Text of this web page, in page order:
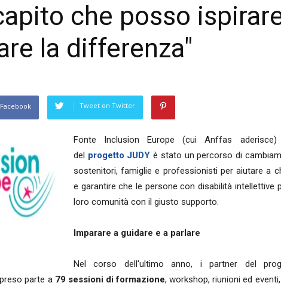
che posso
la differenza"
Tweet on Twitter
Fonte Inclusion Europe (cui Anffas
del progetto JUDY è stato un percorso di
sostenitori, famiglie e professionisti per aiutare a
e garantire che le persone con disabilità intellettive
loro comunità con il giusto supporto.
Imparare a guidare e a parlare
Nel corso dell'ultimo anno, i partner del
parte a 79 sessioni di formazione, workshop, riunioni ed